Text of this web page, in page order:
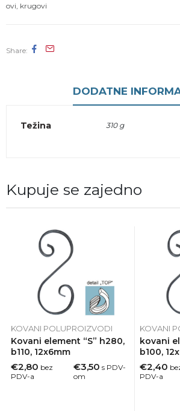
ovi, krugovi
Share
DODATNE
Težina 310 g
Kupuje se zajedno
KOVANI POLUPROIZVODI
Kovani element “S” h280,
b110, 12x6mm
€2,80 bez
PDV-a
€3,50 s PDV-
om
KOVANI
kovani
b100,
€2,40
PDV-a